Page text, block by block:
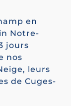
en
Notre-
jours
nos
leurs
de Cuges-